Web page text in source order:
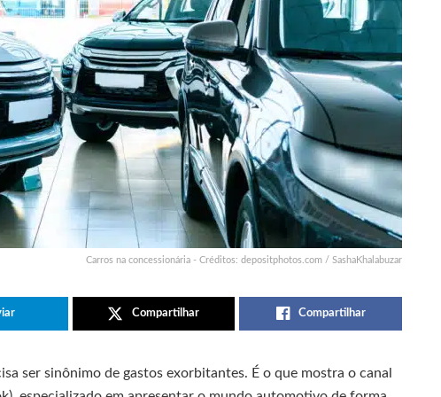
Carros na concessionária - Créditos: depositphotos.com / SashaKhalabuzar
Compartilhar Compartilhar
ser sinônimo de gastos exorbitantes. É o que mostra o canal